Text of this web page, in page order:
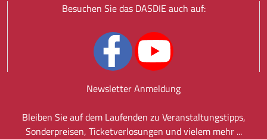
Besuchen Sie das DASDIE auch auf:
Newsletter Anmeldung
Bleiben Sie auf dem Laufenden zu Veranstaltungstipps,
Sonderpreisen, Ticketverlosungen und vielem mehr ...